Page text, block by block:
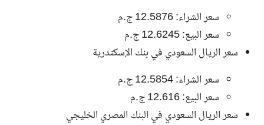
سعر الشراء: 12.5876 ج.م
سعر البيع: 12.6245 ج.م
سعر الريال السعودي في بنك الإسكندرية
سعر الشراء: 12.5854 ج.م
سعر البيع: 12.616 ج.م
سعر الريال السعودي في البنك المصري الخليجي